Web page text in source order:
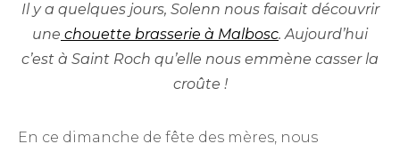
Il y a quelques jours, Solenn nous faisait découvrir
une chouette brasserie à Malbosc. Aujourd’hui
c’est à Saint Roch qu’elle nous emmène casser la
croûte !
En ce dimanche de fête des mères, nous